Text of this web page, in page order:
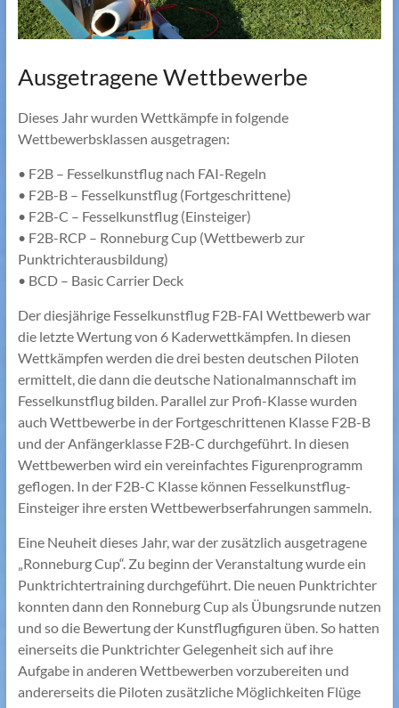
Ausgetragene Wettbewerbe
Dieses Jahr wurden Wettkämpfe in folgende
Wettbewerbsklassen ausgetragen:
• F2B – Fesselkunstflug nach FAI-Regeln
• F2B-B – Fesselkunstflug (Fortgeschrittene)
• F2B-C – Fesselkunstflug (Einsteiger)
• F2B-RCP – Ronneburg Cup (Wettbewerb zur
Punktrichterausbildung)
• BCD – Basic Carrier Deck
Der diesjährige Fesselkunstflug F2B-FAI Wettbewerb war
die letzte Wertung von 6 Kaderwettkämpfen. In diesen
Wettkämpfen werden die drei besten deutschen Piloten
ermittelt, die dann die deutsche Nationalmannschaft im
Fesselkunstflug bilden. Parallel zur Profi-Klasse wurden
auch Wettbewerbe in der Fortgeschrittenen Klasse F2B-B
und der Anfängerklasse F2B-C durchgeführt. In diesen
Wettbewerben wird ein vereinfachtes Figurenprogramm
geflogen. In der F2B-C Klasse können Fesselkunstflug-
Einsteiger ihre ersten Wettbewerbserfahrungen sammeln.
Eine Neuheit dieses Jahr, war der zusätzlich ausgetragene
„Ronneburg Cup“. Zu beginn der Veranstaltung wurde ein
Punktrichtertraining durchgeführt. Die neuen Punktrichter
konnten dann den Ronneburg Cup als Übungsrunde nutzen
und so die Bewertung der Kunstflugfiguren üben. So hatten
einerseits die Punktrichter Gelegenheit sich auf ihre
Aufgabe in anderen Wettbewerben vorzubereiten und
andererseits die Piloten zusätzliche Möglichkeiten Flüge